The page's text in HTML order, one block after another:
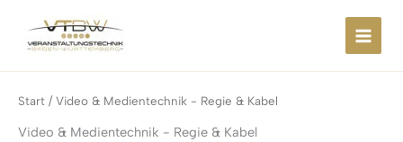
springen
Inhalt
springen
Start / Video & Medientechnik - Regie & Kabel
Video & Medientechnik - Regie & Kabel